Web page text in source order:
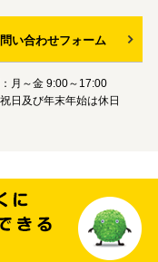
い合わせフォーム
月～金 9:00～17:00
日及び年末年始は休日